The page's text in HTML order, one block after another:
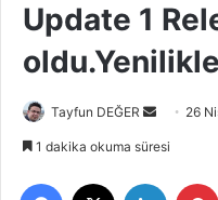
Update 1
Tayfun DEĞER
e
26
1 dakika okuma süresi